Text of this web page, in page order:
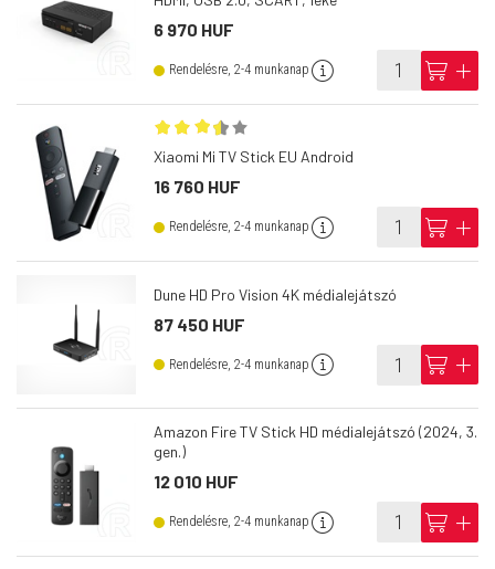
6 970 HUF
Rendelésre, 2-4 munkanap info cart add
Xiaomi Mi TV Stick EU Android
16 760 HUF
Rendelésre, 2-4 munkanap info cart add
Dune HD Pro Vision 4K médialejátszó
87 450 HUF
Rendelésre, 2-4 munkanap info cart add
Amazon Fire TV Stick HD médialejátszó (2024, 3.
gen.)
12 010 HUF
Rendelésre, 2-4 munkanap info cart add